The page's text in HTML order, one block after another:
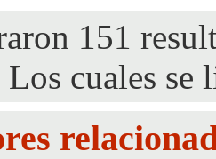
151
Los cuales se